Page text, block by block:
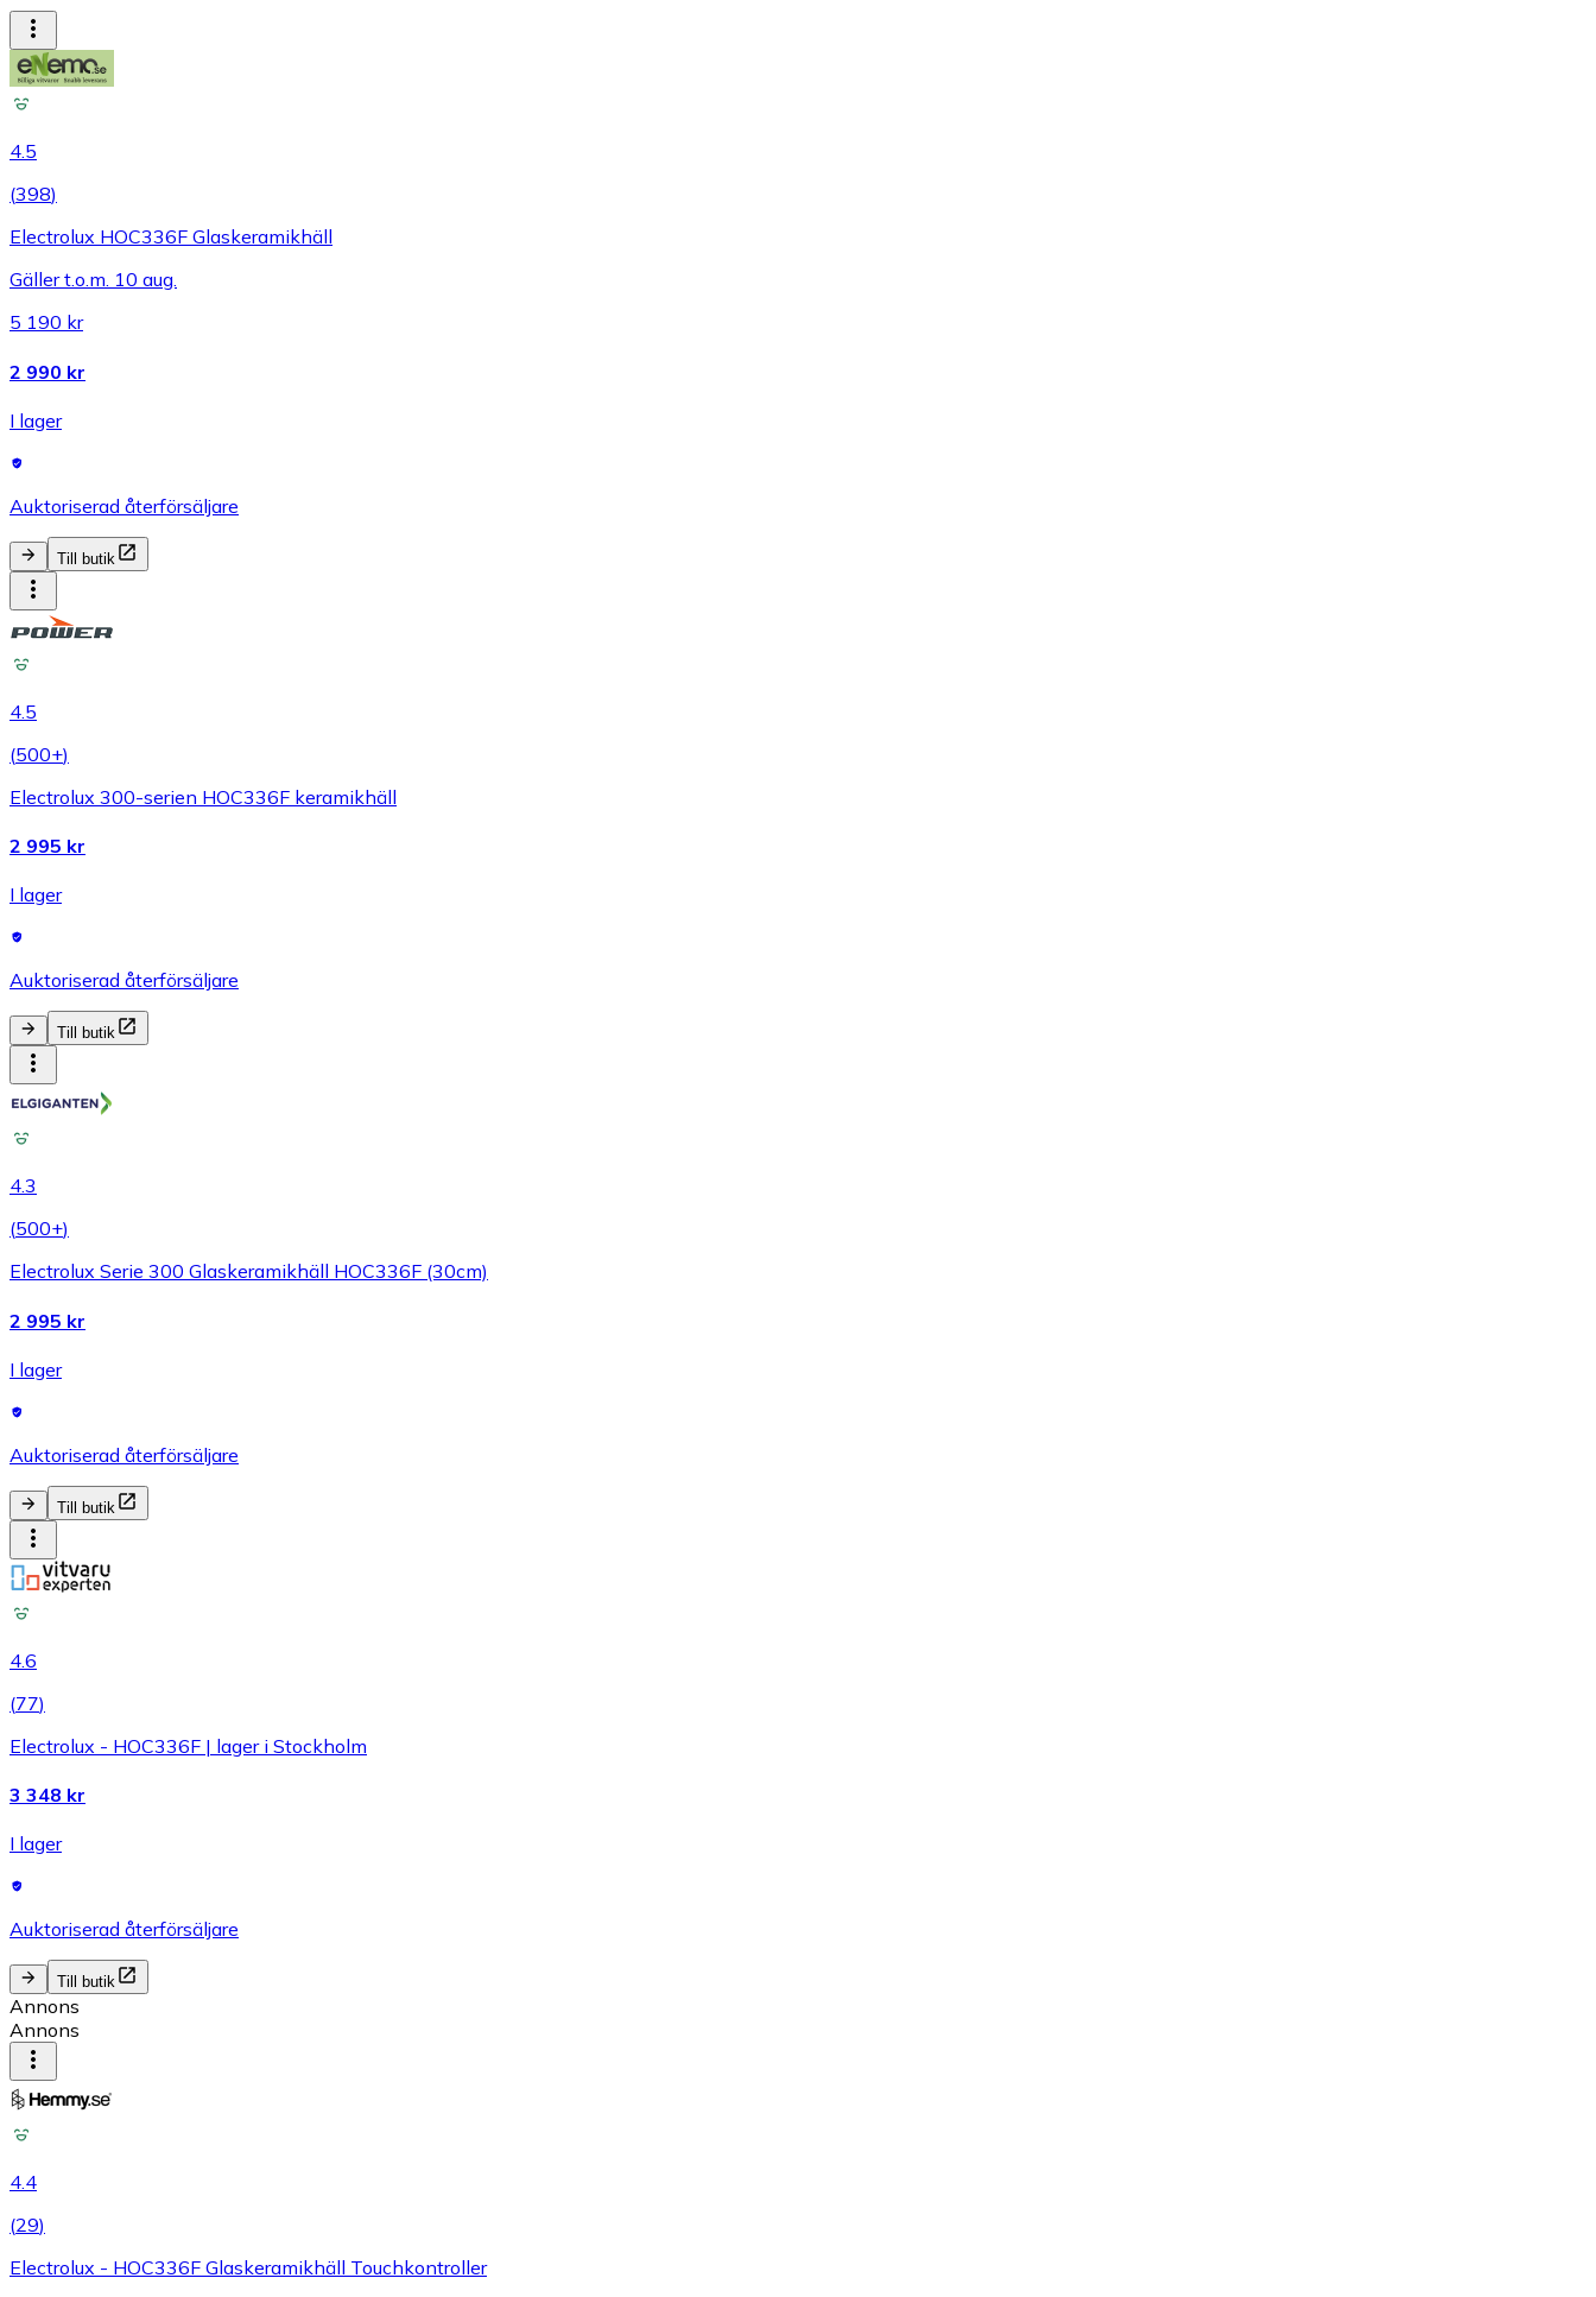
4.5
(398)
Electrolux HOC336F Glaskeramikhäll
Gäller t.o.m. 10 aug.
5 190 kr
2 990 kr
I lager
Auktoriserad återförsäljare
Till butik
4.5
(500+)
Electrolux 300-serien HOC336F keramikhäll
2 995 kr
I lager
Auktoriserad återförsäljare
Till butik
4.3
(500+)
Electrolux Serie 300 Glaskeramikhäll HOC336F (30cm)
2 995 kr
I lager
Auktoriserad återförsäljare
Till butik
4.6
(77)
Electrolux - HOC336F | lager i Stockholm
3 348 kr
I lager
Auktoriserad återförsäljare
Till butik
Annons
Annons
4.4
(29)
Electrolux - HOC336F Glaskeramikhäll Touchkontroller